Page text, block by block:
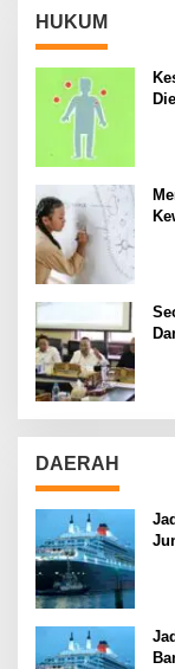
HUKUM
DAERAH